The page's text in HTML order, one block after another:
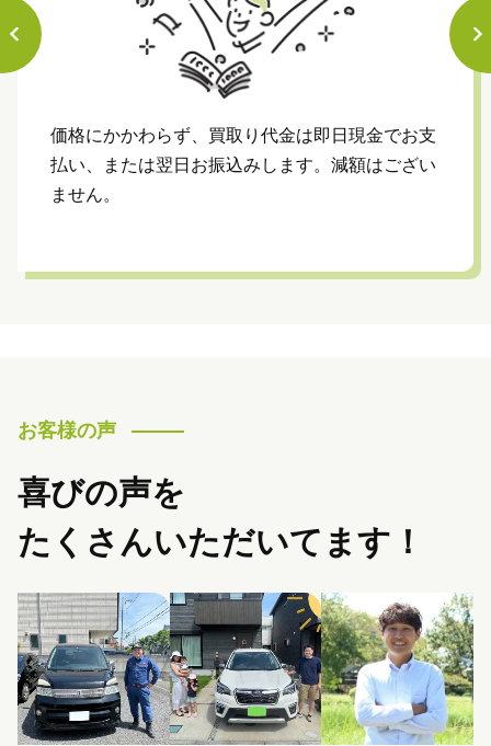
価格にかかわらず、買取り代金は即日現金でお支
払い、または翌日お振込みします。減額はござい
ません。
お客様の声
喜びの声を
たくさんいただいてます！